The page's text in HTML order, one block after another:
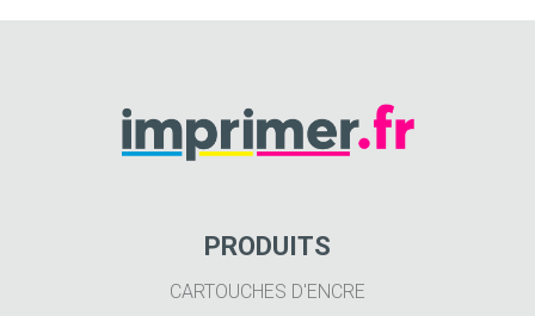
PRODUITS
CARTOUCHES D'ENCRE